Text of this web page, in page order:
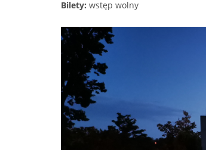
Bilety: wstęp wolny